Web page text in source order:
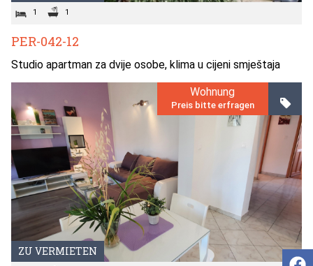
1 1
PER-042-12
Studio apartman za dvije osobe, klima u cijeni smještaja
ZU VERMIETEN
Wohnung
Preis bitte erfragen